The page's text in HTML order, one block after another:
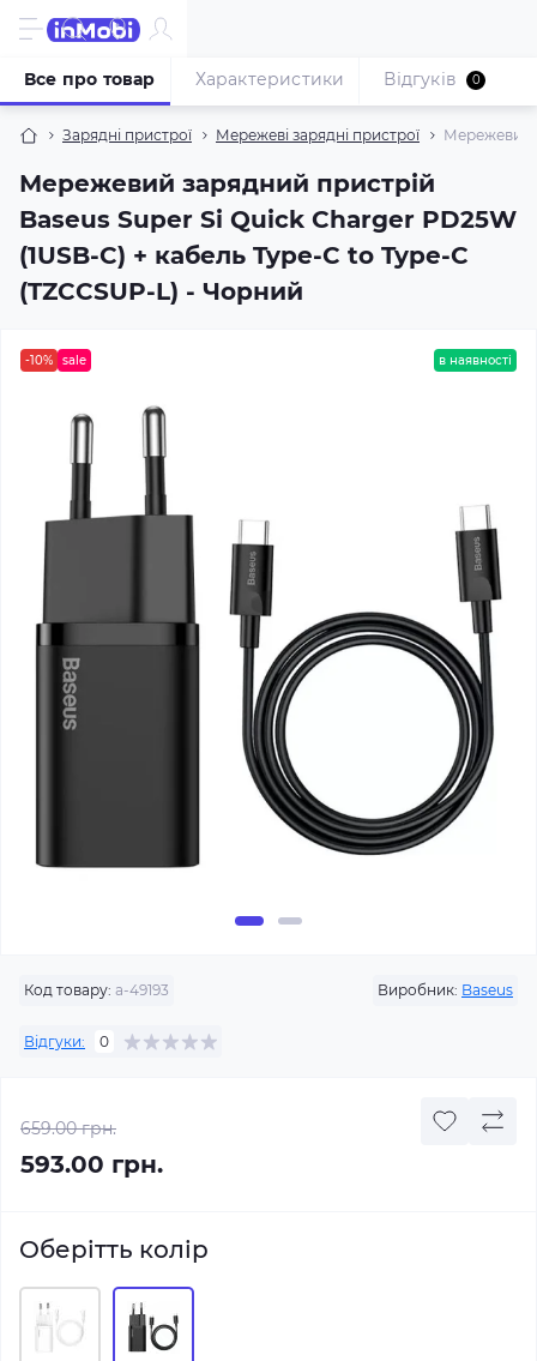
Зарядні пристрої Мережеві зарядні пристрої Мережевий
Мережевий зарядний пристрій
Baseus Super Si Quick Charger PD25W
(1USB-C) + кабель Type-C to Type-C
(TZCCSUP-L) - Чорний
Все про товар Характеристики Відгуків 0
-10% sale в наявності
Код товару: a-49193 Виробник: Baseus
Відгуки: 0
659.00 грн.
593.00 грн.
Оберітть колір